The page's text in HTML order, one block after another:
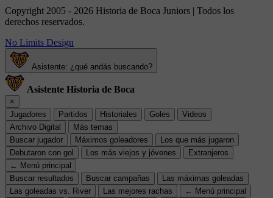
Copyright 2005 - 2026 Historia de Boca Juniors | Todos los
derechos reservados.
No Limits Design
Asistente: ¿qué andás buscando?
Asistente Historia de Boca
×
Jugadores
Partidos Historiales Goles
Videos
Archivo Digital
Más temas
Buscar jugador
Máximos goleadores
Los que más jugaron
Debutaron con gol
Los más viejos y jóvenes
Extranjeros
← Menú principal
Buscar resultados
Buscar campañas
Las máximas goleadas
Las goleadas vs. River
Las mejores rachas
← Menú principal